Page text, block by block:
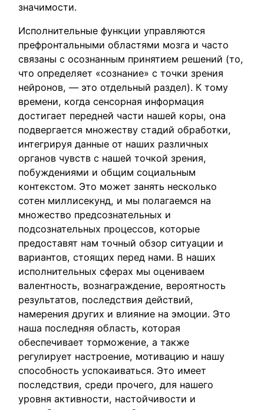
значимости.
Исполнительные функции управляются
префронтальными областями мозга и часто
связаны с осознанным принятием решений (то,
что определяет «сознание» с точки зрения
нейронов, — это отдельный раздел). К тому
времени, когда сенсорная информация
достигает передней части нашей коры, она
подвергается множеству стадий обработки,
интегрируя данные от наших различных
органов чувств с нашей точкой зрения,
побуждениями и общим социальным
контекстом. Это может занять несколько
сотен миллисекунд, и мы полагаемся на
множество предсознательных и
подсознательных процессов, которые
предоставят нам точный обзор ситуации и
вариантов, стоящих перед нами. В наших
исполнительных сферах мы оцениваем
валентность, вознаграждение, вероятность
результатов, последствия действий,
намерения других и влияние на эмоции. Это
наша последняя область, которая
обеспечивает торможение, а также
регулирует настроение, мотивацию и нашу
способность успокаиваться. Это имеет
последствия, среди прочего, для нашего
уровня активности, настойчивости и